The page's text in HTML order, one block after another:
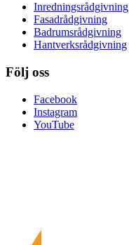
Inredningsrådgivning
Fasadrådgivning
Badrumsrådgivning
Hantverksrådgivning
Följ oss
Facebook
Instagram
YouTube